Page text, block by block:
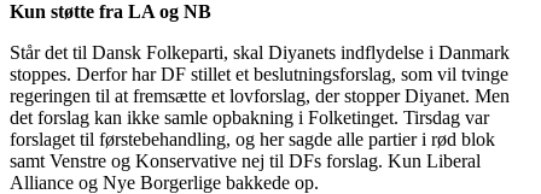
Kun støtte fra LA og NB
Står det til Dansk Folkeparti, skal Diyanets indflydelse i Danmark
stoppes. Derfor har DF stillet et beslutningsforslag, som vil tvinge
regeringen til at fremsætte et lovforslag, der stopper Diyanet. Men
det forslag kan ikke samle opbakning i Folketinget. Tirsdag var
forslaget til førstebehandling, og her sagde alle partier i rød blok
samt Venstre og Konservative nej til DFs forslag. Kun Liberal
Alliance og Nye Borgerlige bakkede op.